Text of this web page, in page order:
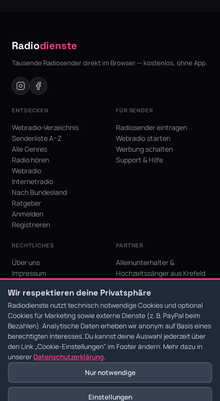
Radiodienste
Tausende Radiosender direkt im Browser — kostenlos, ohne App.
ENTDECKEN
Webradio-Verzeichnis
Senderliste A–Z
Alle Genres
Radio hören
Webradio
Internetradio
Nach Bundesland
Ratgeber
Anmelden
Registrieren
FÜR SENDER
Radiosender eintragen
Webradio starten
Werbung schalten
Support & Hilfe
RECHTLICHES
Über uns
Impressum
AGB
Cookie-Einstellungen
PARTNER
Alleinunterhalter &
Hochzeitssänger aus Krefeld
Krefeld für den Niederrhein
© 2026 Radiodienste. Alle Rechte vorbehalten.·Datenschutz·AGB·
Impressum
Wir respektieren deine Privatsphäre
Radiodienste nutzt technisch notwendige Cookies und optional
Cookies für Marketing sowie externe Dienste (z. B. PayPal beim
Bezahlen). Analytische Daten erheben wir anonym auf Basis eines
berechtigten Interesses. Du kannst deine Auswahl jederzeit über
den Link „Cookie-Einstellungen" im Footer ändern. Mehr dazu in
unserer Datenschutzerklärung.
Nur notwendige
Einstellungen